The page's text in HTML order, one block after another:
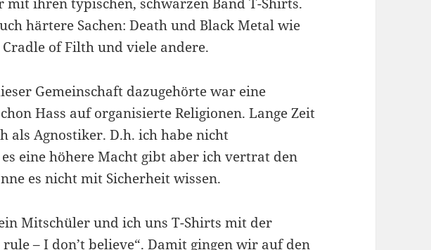
härtere Sachen: Death und Black Metal wie
of Filth und viele andere.
Gemeinschaft dazugehörte war eine
Hass auf organisierte Religionen. Lange Zeit
als Agnostiker. D.h. ich habe nicht
es eine höhere Macht gibt aber ich vertrat den
es nicht mit Sicherheit wissen.
Mitschüler und ich uns T-Shirts mit der
– I don’t believe“. Damit gingen wir auf den